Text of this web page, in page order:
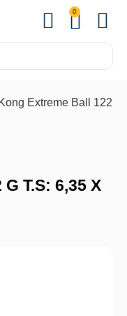
0
Extreme Ball 122
T.S: 6,35 X